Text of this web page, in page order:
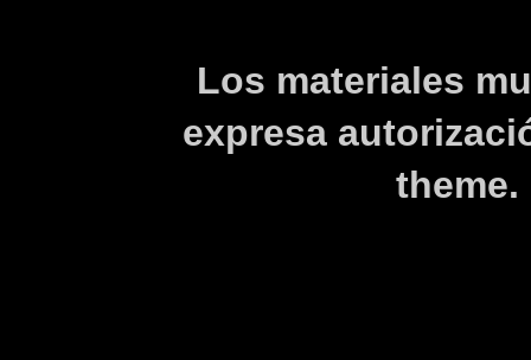
Los materiales
expresa